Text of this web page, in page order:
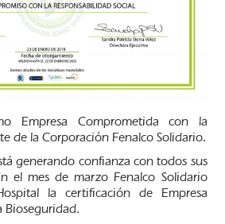
Empresa Comprometida con la
de la Corporación Fenalco Solidario.
generando confianza con todos sus
el mes de marzo Fenalco Solidario
la certificación de Empresa
Bioseguridad.